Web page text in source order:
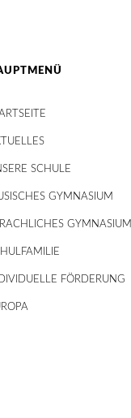
SCHULE
GYMNASIUM
GYMNASIUM
FÖRDERUNG